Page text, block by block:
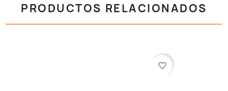
PRODUCTOS RELACIONADOS
favorite_border